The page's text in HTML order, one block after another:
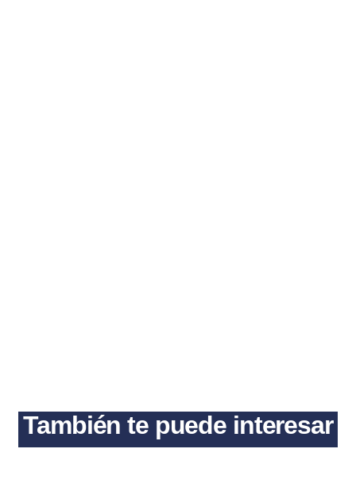
También te puede interesar